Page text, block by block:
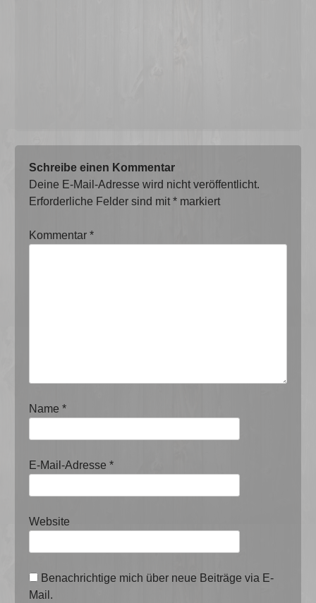
Schreibe einen Kommentar
Deine E-Mail-Adresse wird nicht veröffentlicht.
Erforderliche Felder sind mit* markiert
Kommentar*
Name*
E-Mail-Adresse*
Website
Benachrichtige mich über neue Beiträge via E-
Mail.